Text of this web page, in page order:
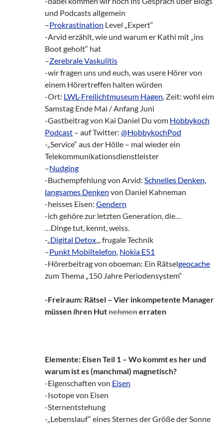
und Podcasts allgemein
–Prokrastination Level „Expert“
-Arvid erzählt, wie und warum er Kathi mit „ins
Boot geholt“ hat
–Zerebrale Vaskulitis
-wir fragen uns und euch, was usere Hörer von
einem Hörertreffen halten würden
-Ort: LWL-Freilichtmuseum Hagen, Zeit: wohl eim
Samstag Ende Mai / Anfang Juni
-Gastbeitrag von Kai Daniel Du vom Hobbykoch
Podcast – auf Twitter: @HobbykochPod
-„Service“ aus der Hölle – mal wieder ein
Telekommunikationsdienstleister
–Nudging
-Buchempfehlung von Arvid: Schnelles Denken,
langsames Denken von Daniel Kahneman
-heisses Eisen: Gendern
-ich gehöre zur letzten Generation, die…
…Dinge tut, kennt, weiss.
-„Digital Detox„, frugale Technik
–Punkt Mobiltelefon, Nokia E51
-Hörerbeitrag von oboeman: Ein Rätselgeocache
zum Thema „150 Jahre Periodensystem“
-Freiraum: Rätsel – Vier inkompetente Manager
müssen ihren Hutnehmenerraten
Elemente: Eisen Teil 1 – Wo kommt es her und
warum ist es (manchmal) magnetisch?
-Eigenschaften von Eisen
-Isotope von Eisen
-Sternentstehung
-„Lebenslauf“ eines Sternes der Größe der Sonne